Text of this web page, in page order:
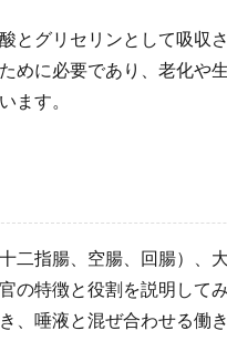
とグリセリンとして吸収さ
めに必要であり、老化や
ます。
指腸、空腸、回腸）、
の特徴と役割を説明してみ
、唾液と混ぜ合わせる働